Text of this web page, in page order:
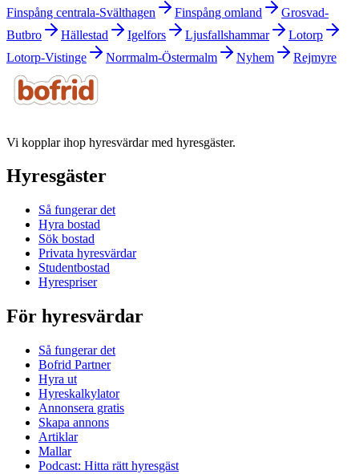
Finspång centrala-Svälthagen Finspång omland
Grosvad-
Butbro
Hällestad Igelfors Ljusfallshammar
Lotorp
Lotorp-Vistinge
Norrmalm-Östermalm Nyhem Rejmyre
Vi kopplar ihop hyresvärdar med hyresgäster.
Hyresgäster
Så fungerar det
Hyra bostad
Sök bostad
Privata hyresvärdar
Studentbostad
Hyrespriser
För hyresvärdar
Så fungerar det
Bofrid Partner
Hyra ut
Hyreskalkylator
Annonsera gratis
Skapa annons
Artiklar
Mallar
Podcast: Hitta rätt hyresgäst